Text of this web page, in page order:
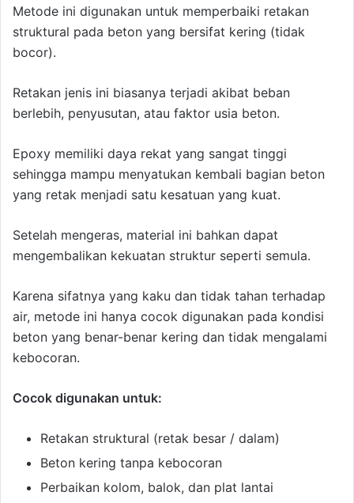
Metode ini digunakan untuk memperbaiki retakan
struktural pada beton yang bersifat kering (tidak
bocor).
Retakan jenis ini biasanya terjadi akibat beban
berlebih, penyusutan, atau faktor usia beton.
Epoxy memiliki daya rekat yang sangat tinggi
sehingga mampu menyatukan kembali bagian beton
yang retak menjadi satu kesatuan yang kuat.
Setelah mengeras, material ini bahkan dapat
mengembalikan kekuatan struktur seperti semula.
Karena sifatnya yang kaku dan tidak tahan terhadap
air, metode ini hanya cocok digunakan pada kondisi
beton yang benar-benar kering dan tidak mengalami
kebocoran.
Cocok digunakan untuk:
Retakan struktural (retak besar / dalam)
Beton kering tanpa kebocoran
Perbaikan kolom, balok, dan plat lantai